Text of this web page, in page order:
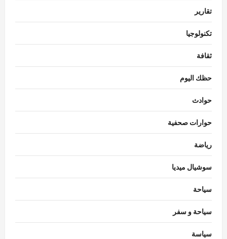
تقارير
تكنولوجيا
ثقافة
حظك اليوم
حوادث
حوارات صحفية
رياضة
سوشيال ميديا
سياحة
سياحة و سفر
سياسة